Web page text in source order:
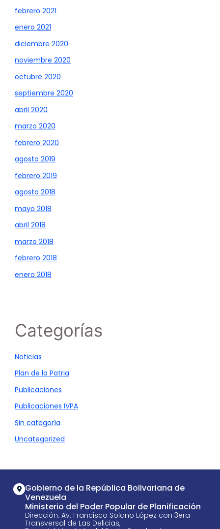
febrero 2021
enero 2021
diciembre 2020
noviembre 2020
octubre 2020
septiembre 2020
abril 2020
marzo 2020
febrero 2020
agosto 2019
febrero 2019
agosto 2018
mayo 2018
abril 2018
marzo 2018
febrero 2018
enero 2018
Categorías
Noticias
Plan de la Patria
Publicaciones
Publicaciones IVPA
Sin categoría
Uncategorized
Gobierno de la República Bolivariana de
Venezuela
Ministerio del Poder Popular de Planificación
Dirección: Av. Francisco Solano López con 3era
Transversal de Las Delicias,